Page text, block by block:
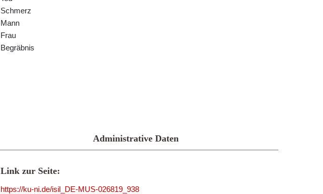
Schmerz
Mann
Frau
Begräbnis
Administrative Daten
Link zur Seite:
https://ku-ni.de/isil_DE-MUS-026819_938